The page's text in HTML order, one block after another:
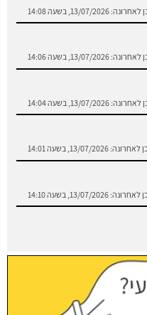
לאחרונה: 13/07/2026, בשעה 14:08
לאחרונה: 13/07/2026, בשעה 14:06
לאחרונה: 13/07/2026, בשעה 14:04
לאחרונה: 13/07/2026, בשעה 14:01
לאחרונה: 13/07/2026, בשעה 14:10